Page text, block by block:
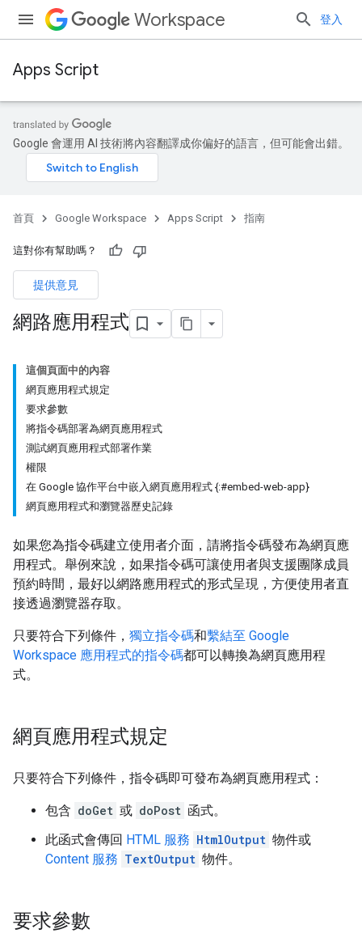
Workspace 登入
Apps Script
Google 會運用 AI 技術將內容翻譯成你偏好的語言，但可能會出錯。
首頁 Google Workspace Apps Script 指南
這對你有幫助嗎？
提供意見
網路應用程式
這個頁面中的內容
網頁應用程式規定
要求參數
將指令碼部署為網頁應用程式
測試網頁應用程式部署作業
權限
在 Google 協作平台中嵌入網頁應用程式 {:#embed-web-app}
網頁應用程式和瀏覽器歷史記錄
如果您為指令碼建立使用者介面，請將指令碼發布為網頁應
用程式。舉例來說，如果指令碼可讓使用者與支援團隊成員
預約時間，最好以網路應用程式的形式呈現，方便使用者直
接透過瀏覽器存取。
只要符合下列條件， 獨立指令碼和繫結至 Google
Workspace 應用程式的指令碼都可以轉換為網頁應用程
式。
網頁應用程式規定
只要符合下列條件，指令碼即可發布為網頁應用程式：
包含 doGet 或 doPost 函式。
此函式會傳回 HTML 服務 HtmlOutput 物件或
Content 服務 TextOutput 物件。
要求參數